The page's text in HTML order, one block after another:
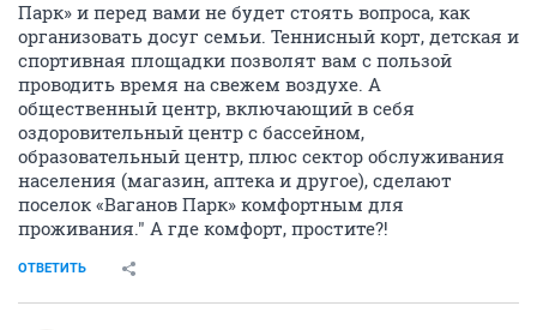
Парк» и перед вами не будет стоять вопроса, как
организовать досуг семьи. Теннисный корт, детская и
спортивная площадки позволят вам с пользой
проводить время на свежем воздухе. А
общественный центр, включающий в себя
оздоровительный центр с бассейном,
образовательный центр, плюс сектор обслуживания
населения (магазин, аптека и другое), сделают
поселок «Ваганов Парк» комфортным для
проживания." А где комфорт, простите?!
ОТВЕТИТЬ